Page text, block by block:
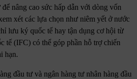
nâng cao sức hấp dẫn với dòng vốn
xét các lựa chọn như niêm yết ở nước
lưu ký quốc tế hay tận dụng cơ hội từ
tế (IFC) có thể góp phần hỗ trợ chiến
hạn.
đầu tư và ngân hàng tư nhân hàng đầu